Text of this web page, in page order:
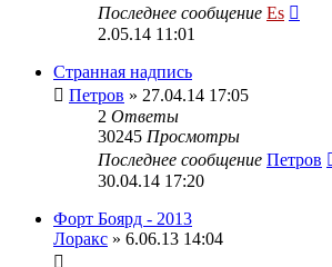
Последнее сообщение Es
2.05.14 11:01
Странная надпись
Петров » 27.04.14 17:05
2 Ответы
30245 Просмотры
Последнее сообщение Петров
30.04.14 17:20
Форт Боярд - 2013
Лоракс » 6.06.13 14:04